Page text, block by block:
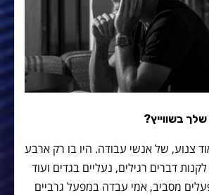
בשווייץ?
צנוע, של אנשי עבודה. היו בו רק ארבע
דברים רגילים, נעליים בגדים ועוד
מסביב, אמי עבדה במפעל גרביים